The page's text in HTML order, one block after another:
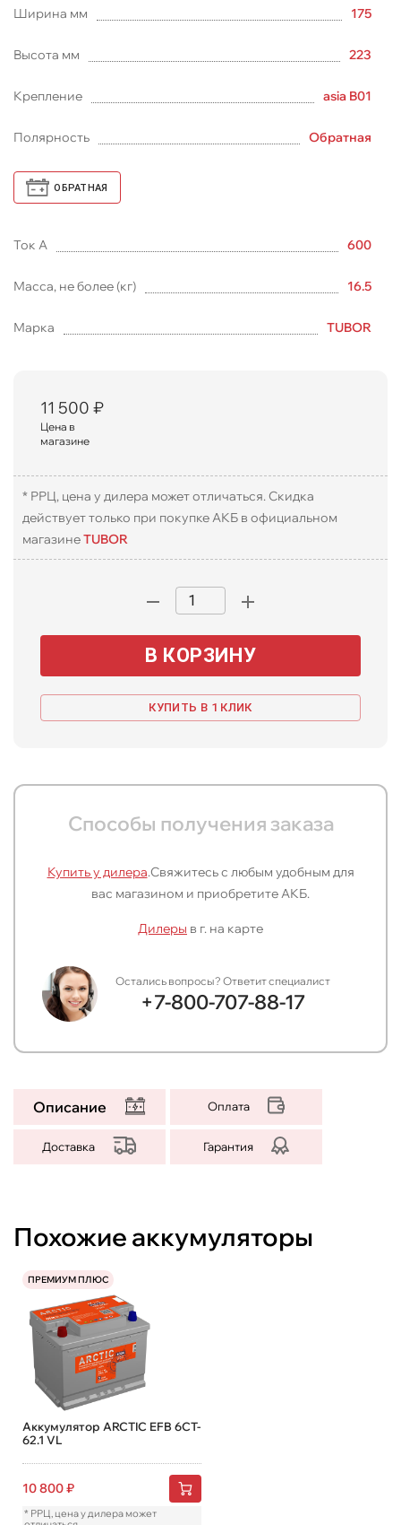
Ширина мм 175
Высота мм 223
Крепление asia B01
Полярность Обратная
ОБРАТНАЯ
Ток А 600
Масса, не более (кг) 16.5
Марка TUBOR
11 500 ₽
Цена в
магазине
* РРЦ, цена у дилера может отличаться. Скидка
действует только при покупке АКБ в официальном
магазинеTUBOR
В КОРЗИНУ
КУПИТЬ В 1 КЛИК
Способы получения заказа
Купить у дилера.Свяжитесь с любым удобным для
вас магазином и приобретите АКБ.
Дилеры в г. на карте
Остались вопросы? Ответит специалист
+7-800-707-88-17
Описание Оплата
Доставка Гарантия
Похожие аккумуляторы
ПРЕМИУМ ПЛЮС
Аккумулятор ARCTIC EFB 6CT-
62.1 VL
10 800₽
* РРЦ, цена у дилера может